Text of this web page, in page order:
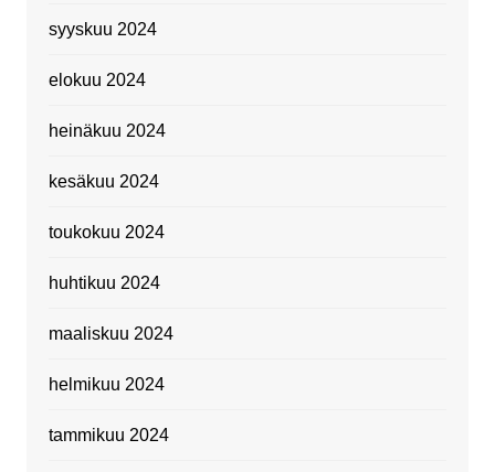
syyskuu 2024
elokuu 2024
heinäkuu 2024
kesäkuu 2024
toukokuu 2024
huhtikuu 2024
maaliskuu 2024
helmikuu 2024
tammikuu 2024